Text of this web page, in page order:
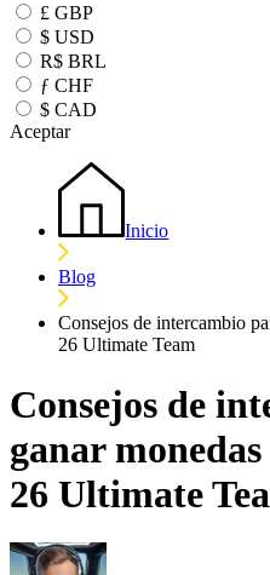
£ GBP
$ USD
R$ BRL
ƒ CHF
$ CAD
Aceptar
Inicio
Blog
Consejos de intercambio
26 Ultimate Team
Consejos de
ganar
26 Ultimate